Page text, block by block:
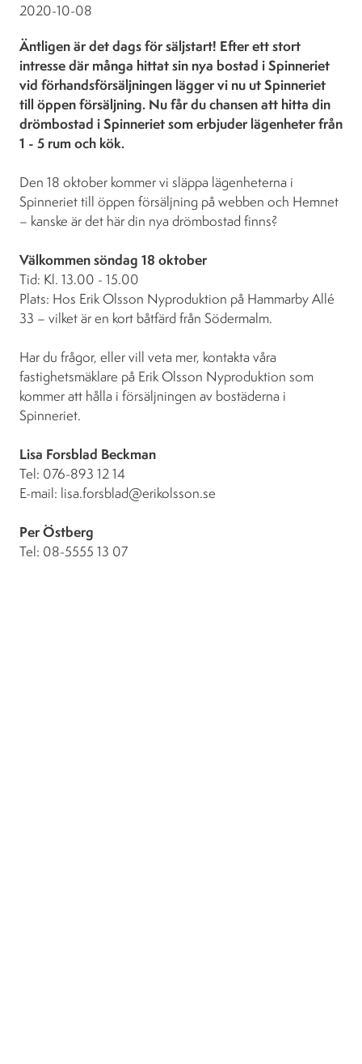
2020-10-08
Äntligen är det dags för säljstart! Efter ett stort
intresse där många hittat sin nya bostad i Spinneriet
vid förhandsförsäljningen lägger vi nu ut Spinneriet
till öppen försäljning. Nu får du chansen att hitta din
drömbostad i Spinneriet som erbjuder lägenheter från
1 - 5 rum och kök.
Den 18 oktober kommer vi släppa lägenheterna i
Spinneriet till öppen försäljning på webben och Hemnet
– kanske är det här din nya drömbostad finns?
Välkommen söndag 18 oktober
Tid: Kl. 13.00 - 15.00
Plats: Hos Erik Olsson Nyproduktion på Hammarby Allé
33 – vilket är en kort båtfärd från Södermalm.
Har du frågor, eller vill veta mer, kontakta våra
fastighetsmäklare på Erik Olsson Nyproduktion som
kommer att hålla i försäljningen av bostäderna i
Spinneriet.
Lisa Forsblad Beckman
Tel: 076-893 12 14
E-mail: lisa.forsblad@erikolsson.se
Per Östberg
Tel: 08-5555 13 07